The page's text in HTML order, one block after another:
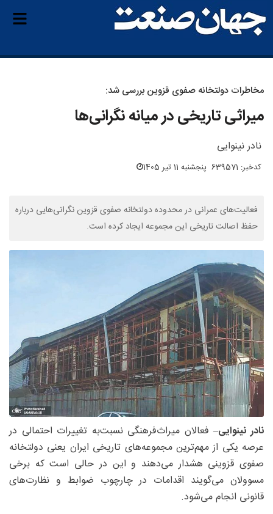
مخاطرات دولتخانه صفوی قزوین بررسی شد:
میراثی تاریخی در میانه نگرانی‌ها
نادر نینوایی
کدخبر: 639571 پنجشنبه 11 تیر 1405
فعالیت‌های عمرانی در محدوده دولتخانه صفوی قزوین نگرانی‌هایی درباره
حفظ اصالت تاریخی این مجموعه ایجاد کرده است.
نادر نینوایی– فعالان میراث‌فرهنگی نسبت‌به ‌تغییرات احتمالی در
عرصه یکی از مهم‌ترین مجموعه‌های تاریخی ایران یعنی دولتخانه
صفوی قزوینی هشدار می‌دهند و این در حالی است که برخی
مسوولان می‌گویند اقدامات در چارچوب ضوابط و نظارت‌های
قانونی انجام می‌شود.